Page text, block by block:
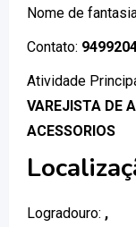
Nome de
Contato:
Atividade
VAREJISTA DE
ACESSORIOS
Logradouro: ,